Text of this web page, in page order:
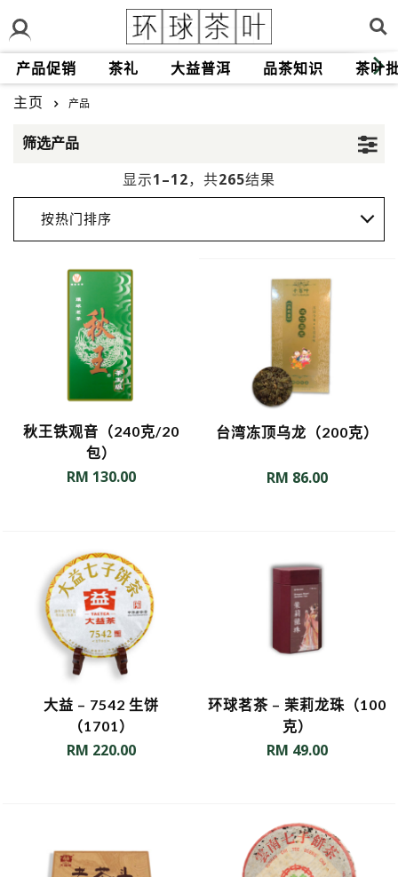
产品促销 茶礼 大益普洱 品茶知识 茶叶
主页 产品
筛选产品
显示1–12，共265结果
按热门排序
秋王铁观音（240克/20
包）
RM 130.00
台湾冻顶乌龙（200克）
RM 86.00
大益 – 7542 生饼
（1701）
RM 220.00
环球茗茶 – 茉莉龙珠（100
克）
RM 49.00